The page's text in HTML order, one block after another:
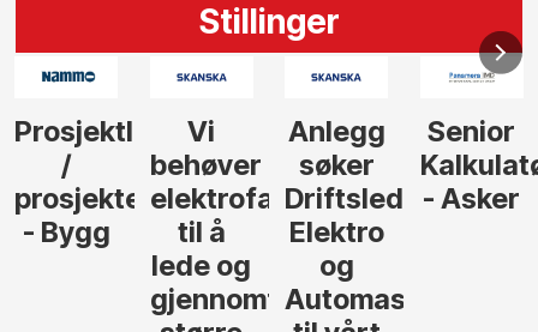
Stillinger
Anlegg
søker
Driftsleder
Elektro
Automasjon
Senior
Kalkulatør
- Asker
Senior
Tilbudsleder
Anlegg
- Oslo